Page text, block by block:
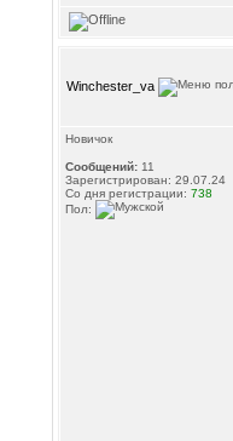
Winchester_va
Новичок
Сообщений: 11
Зарегистрирован: 29.07.24
Со дня регистрации: 738
Пол: